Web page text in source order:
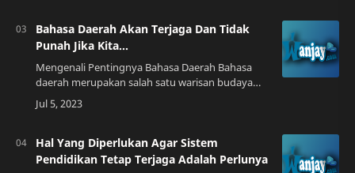
Bahasa Daerah Akan Terjaga Dan Tidak
Punah Jika Kita...
Mengenali Pentingnya Bahasa Daerah Bahasa
daerah merupakan salah satu warisan budaya
yang harus dijaga agar tidak punah di tengah
perkembangan zaman. Bahasa daerah memiliki
Hal Yang Diperlukan Agar Sistem
Pendidikan Tetap Terjaga Adalah Perlunya